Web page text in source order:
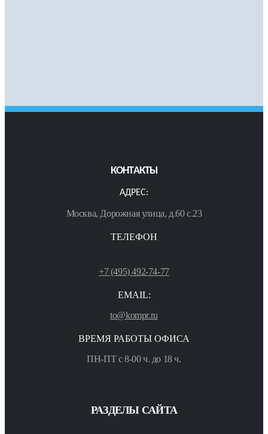
КОНТАКТЫ
АДРЕС:
Москва, Дорожная улица, д.60 с.23
ТЕЛЕФОН
+7 (495) 492-74-77
EMAIL:
to@kompr.ru
ВРЕМЯ РАБОТЫ ОФИСА
ПН-ПТ с 8-00 ч. до 18 ч.
РАЗДЕЛЫ САЙТА